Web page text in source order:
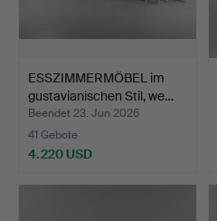
ESSZIMMERMÖBEL im
gustavianischen Stil, we…
Beendet 23. Jun 2026
41 Gebote
4.220 USD